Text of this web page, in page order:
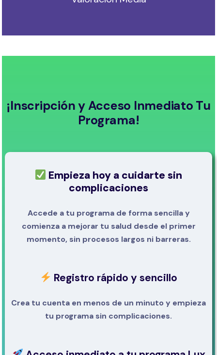
¡Inscripción y Acceso Inmediato Tu
Programa!
Empieza hoy a cuidarte sin
complicaciones
Accede a tu programa de forma sencilla y
comienza a mejorar tu salud desde el primer
momento, sin procesos largos ni barreras.
Registro rápido y sencillo
Crea tu cuenta en menos de un minuto y empieza
tu programa sin complicaciones.